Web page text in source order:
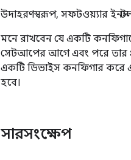
উদাহরণস্বরূপ, সফটওয়্যার
মনে রাখবেন যে একটি
সেটআপের আগে এবং পরে তার
একটি ডিভাইস কনফিগার করে
হবে।
সারসংক্ষেপ